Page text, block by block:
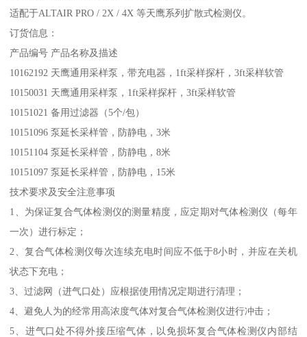
适配于ALTAIR PRO / 2X / 4X 等天鹰系列扩散式检测仪。
订货信息：
产品编号 产品名称及描述
10162192 天鹰通用采样泵，带充电器，1ft采样探杆，3ft采样软管
10150031 天鹰通用采样泵，1ft采样探杆，3ft采样软管
10151021 备用过滤器（5个/包）
10151096 泵延长采样管，防静电，3米
10151104 泵延长采样管，防静电，8米
10151097 泵延长采样管，防静电，15米
技术要求及安全注意事项
1、为保证复合气体检测仪的测量精度，应定期对气体检测仪（每年
一次）进行标定；
2、复合气体检测仪每次连续充电时间应不低于8小时，并应在关机
状态下充电；
3、过滤网（进气口处）应根据使用情况定期进行清理；
4、避免人为的经常用高浓度气体对复合气体检测仪进行冲击；
5、进气口处不得外接压缩气体，以免损坏复合气体检测仪内部结